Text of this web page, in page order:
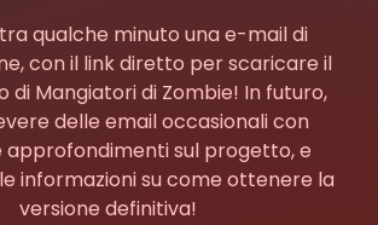
qualche minuto una e-mail di
con il link diretto per scaricare il
di Mangiatori di Zombie! In futuro,
delle email occasionali con
approfondimenti sul progetto, e
informazioni su come ottenere la
versione definitiva!